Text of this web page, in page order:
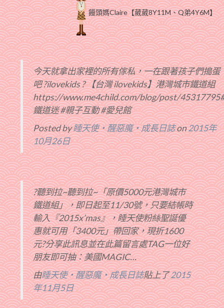
饅頭媽Claire【葳葳8Y11M、Q弟4Y6M】
今天就拿出家裡的所有傢私，一在跟著孩子們搗蛋
吧 ?ilovekids ? 【台灣 ilovekids】港灣城市鐵道組
https://www.me4child.com/blog/post/
鐵道迷 #親子互動 #愛兒館
Posted by睡天使‧醒惡魔‧成長日誌on2015年
10月26日
?聽到拉~聽到拉~「原價5000元港灣城市
鐵道組」，即日起至11/30號，只要結帳時
輸入『2015x’mas』，睡天使粉絲聖誕優
惠就可用「3400元」帶回家，現折1600
元?分享此訊息並在此篇留言處TAG一位好
朋友即可抽：美國MAGIC…
由睡天使‧醒惡魔‧成長日誌貼上了2015
年11月5日